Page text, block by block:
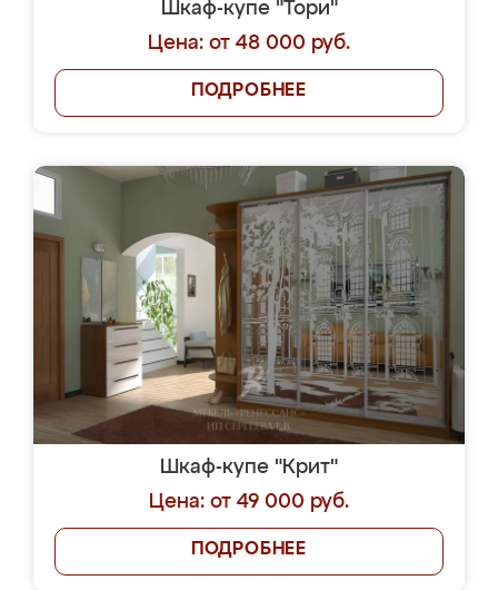
Шкаф-купе "Тори"
Цена: от 48 000 руб.
ПОДРОБНЕЕ
Шкаф-купе "Крит"
Цена: от 49 000 руб.
ПОДРОБНЕЕ